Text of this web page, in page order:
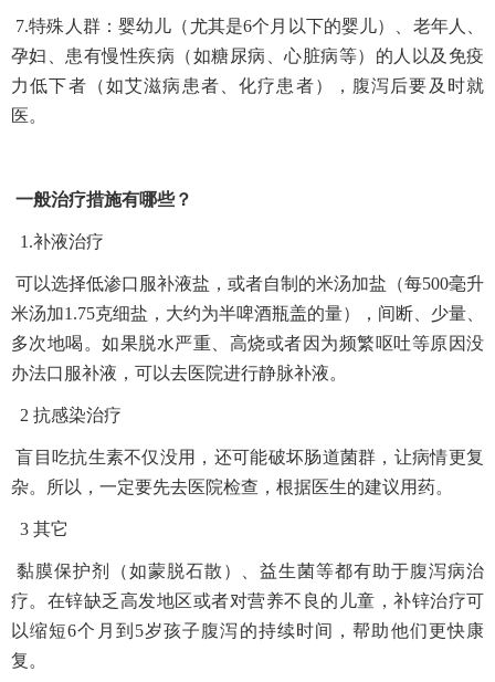
7.特殊人群：婴幼儿（尤其是6个月以下的婴儿）、老年人、
孕妇、患有慢性疾病（如糖尿病、心脏病等）的人以及免疫
力低下者（如艾滋病患者、化疗患者），腹泻后要及时就
医。
一般治疗措施有哪些？
1.补液治疗
可以选择低渗口服补液盐，或者自制的米汤加盐（每500毫升
米汤加1.75克细盐，大约为半啤酒瓶盖的量），间断、少量、
多次地喝。如果脱水严重、高烧或者因为频繁呕吐等原因没
办法口服补液，可以去医院进行静脉补液。
2 抗感染治疗
盲目吃抗生素不仅没用，还可能破坏肠道菌群，让病情更复
杂。所以，一定要先去医院检查，根据医生的建议用药。
3 其它
黏膜保护剂（如蒙脱石散）、益生菌等都有助于腹泻病治
疗。在锌缺乏高发地区或者对营养不良的儿童，补锌治疗可
以缩短6个月到5岁孩子腹泻的持续时间，帮助他们更快康
复。